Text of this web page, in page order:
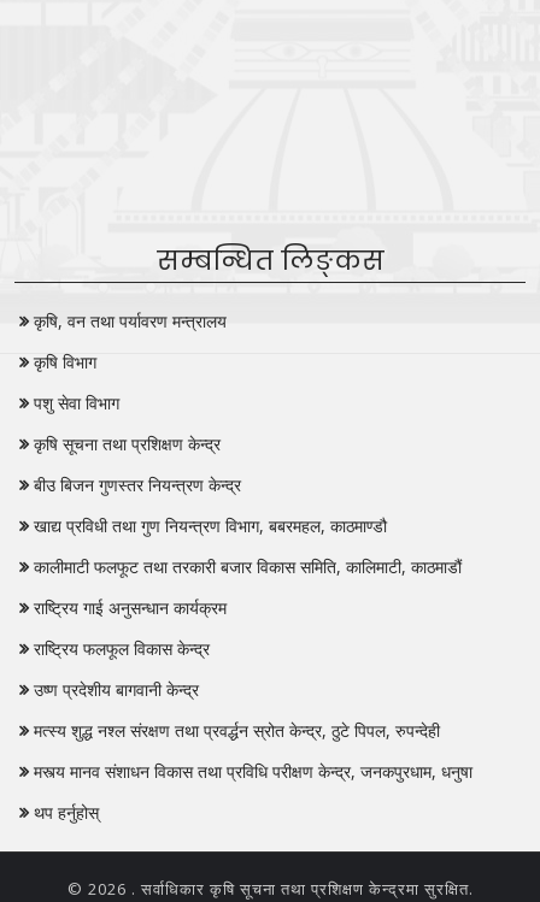
सम्बन्धित लिङ्कस
कृषि, वन तथा पर्यावरण मन्त्रालय
कृषि विभाग
पशु सेवा विभाग
कृषि सूचना तथा प्रशिक्षण केन्द्र
बीउ बिजन गुणस्तर नियन्त्रण केन्द्र
खाद्य प्रविधी तथा गुण नियन्त्रण विभाग, बबरमहल, काठमाण्डौ
कालीमाटी फलफूट तथा तरकारी बजार विकास समिति, कालिमाटी, काठमाडौं
राष्ट्रिय गाई अनुसन्धान कार्यक्रम
राष्ट्रिय फलफूल विकास केन्द्र
उष्ण प्रदेशीय बागवानी केन्द्र
मत्स्य शुद्ध नश्‍ल संरक्षण तथा प्रवर्द्धन स्रोत केन्द्र, ठुटे पिपल, रुपन्देही
मस्त्य मानव संशाधन विकास तथा प्रविधि परीक्षण केन्द्र, जनकपुरधाम, धनुषा
थप हर्नुहोस्
© 2026 . सर्वाधिकार कृषि सूचना तथा प्रशिक्षण केन्द्रमा सुरक्षित.